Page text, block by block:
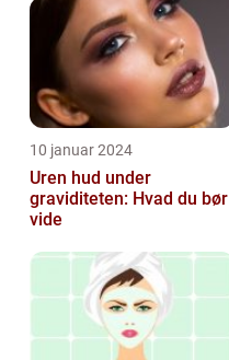
10 januar 2024
Uren hud under
graviditeten: Hvad du bør
vide